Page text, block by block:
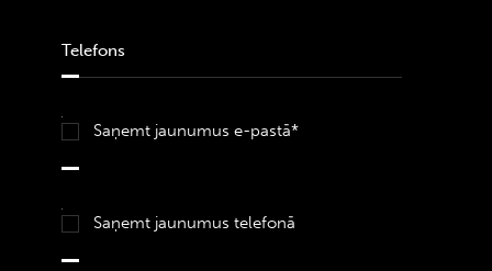
Saņemt jaunumus e-pastā*
Saņemt jaunumus telefonā